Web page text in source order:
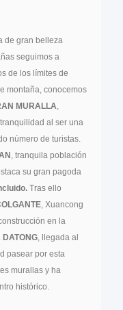
de gran belleza
seguimos a
de los límites de
montaña, conocemos
MURALLA,
al ser una
número de turistas.
, tranquila población
su gran pagoda
Tras ello
, Xuancong
en la
DATONG, llegada al
pasear por esta
murallas y ha
histórico.